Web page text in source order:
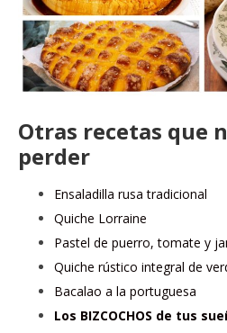
Otras recetas que
perder
Ensaladilla rusa tradicional
Quiche Lorraine
Pastel de puerro, tomate y
Quiche rústico integral de
Bacalao a la portuguesa
Los BIZCOCHOS de tus